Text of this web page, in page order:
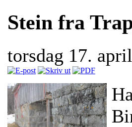
Stein fra
torsdag 17.